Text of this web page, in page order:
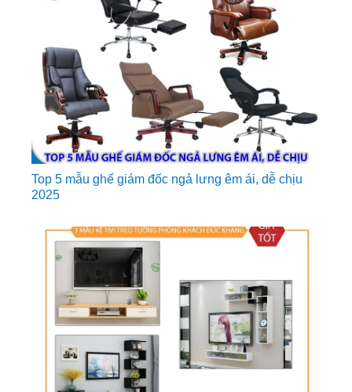
Top 5 mẫu ghế giám đốc ngả lưng êm ái, dễ chịu
2025